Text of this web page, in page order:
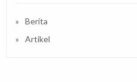
Berita
Artikel